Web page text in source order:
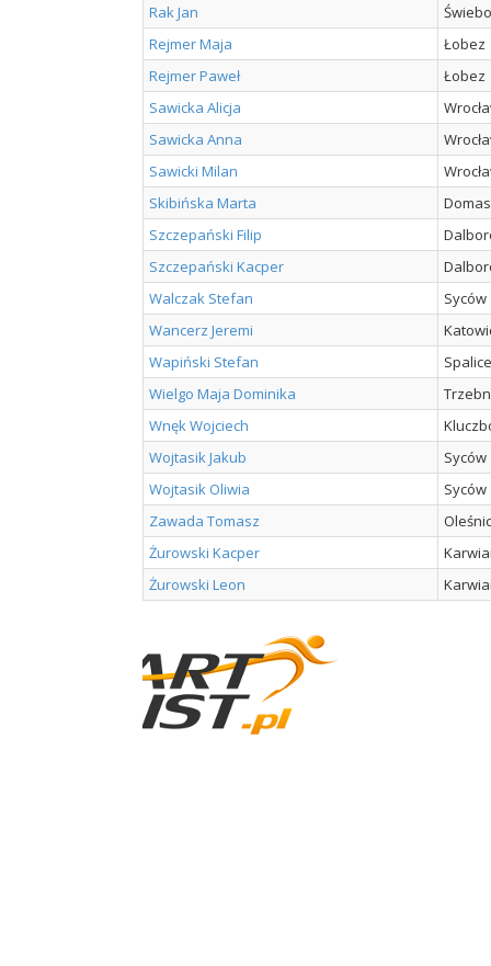
Rak Jan
Rejmer Maja
Łobez
Rejmer Paweł
Łobez
Sawicka Alicja
Sawicka Anna
Sawicki Milan
Skibińska Marta
Szczepański Filip
Szczepański Kacper
Walczak Stefan
Syców
Wancerz Jeremi
Wapiński Stefan
Spalice
Wielgo Maja Dominika
Wnęk Wojciech
Wojtasik Jakub
Syców
Wojtasik Oliwia
Syców
Zawada Tomasz
Żurowski Kacper
Żurowski Leon